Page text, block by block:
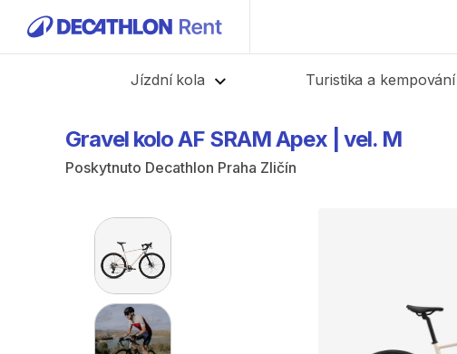
Jízdní kola Turistika a kempování
Gravel koloAF SRAMApex vel. M
Poskytnuto Decathlon Praha Zličín